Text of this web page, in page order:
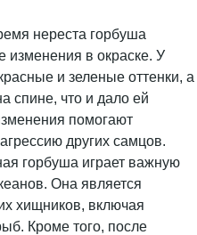
нереста горбуша
изменения в окраске. У
и зеленые оттенки, а
спине, что и дало ей
помогают
других самцов.
горбуша играет важную
Она является
хищников, включая
Кроме того, после